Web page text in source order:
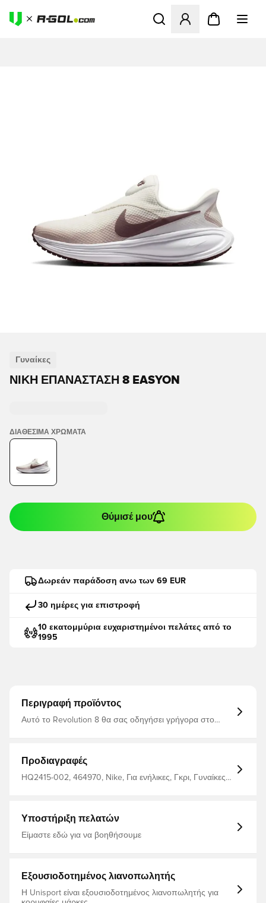
Ανοίγει ένα Modal για να
Γυναίκες
ΝΊΚΗ ΕΠΑΝΆΣΤΑΣΗ 8 EASYON
ΔΙΑΘΈΣΙΜΑ ΧΡΏΜΑΤΑ
Θύμισέ μου
Δωρεάν παράδοση ανω των 69 EUR
30 ημέρες για επιστροφή
10 εκατομμύρια ευχαριστημένοι πελάτες από το
1995
Περιγραφή προϊόντος
Αυτό το Revolution 8 θα σας οδηγήσει γρήγορα στο
απορρόφηση κραδασμών χάρη σε μια ενδιάμεση σόλα
από αφρό και ένα εύκαμπτο μπροστινό μέρος του
ποδιού. Το πάνω μέρος του πλέγματος είναι ακόμη πιο
Προδιαγραφές
HQ2415-002, 464970, Nike, Για ενήλικες, Γκρι, Γυναίκες,
Υποστήριξη πελατών
Είμαστε εδώ για να βοηθήσουμε
Εξουσιοδοτημένος λιανοπωλητής
Η Unisport είναι εξουσιοδοτημένος λιανοπωλητής για